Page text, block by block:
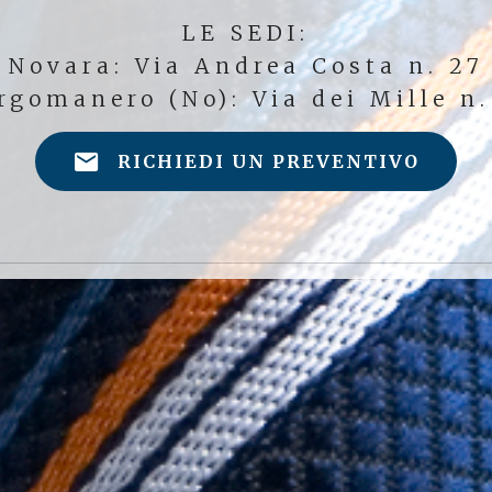
LE SEDI:
Novara: Via Andrea Costa n. 27
(No): Via dei Mille n.
RICHIEDI UN PREVENTIVO